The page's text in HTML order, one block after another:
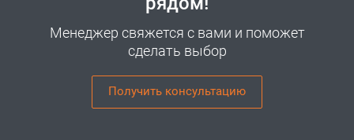
Менеджер свяжется с вами и поможет
сделать выбор
Получить консультацию